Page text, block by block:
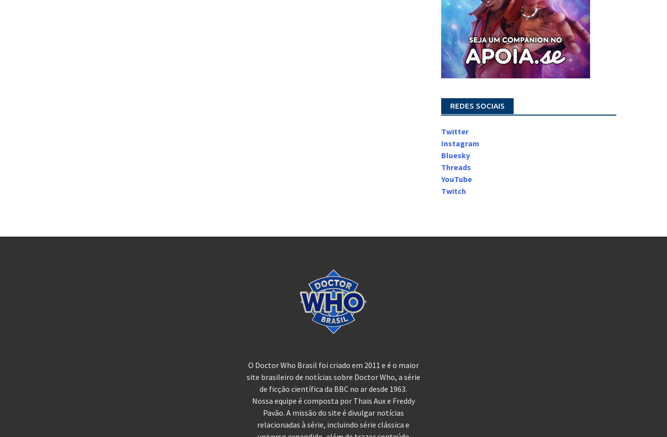
REDES SOCIAIS
Twitter
Instagram
Bluesky
Threads
YouTube
Twitch
O Doctor Who Brasil foi criado em 2011 e é o maior
site brasileiro de notícias sobre Doctor Who, a série
de ficção científica da BBC no ar desde 1963.
Nossa equipe é composta por Thais Aux e Freddy
Pavão. A missão do site é divulgar notícias
relacionadas à série, incluindo série clássica e